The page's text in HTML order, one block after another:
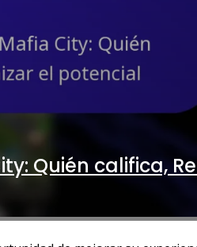
Quién califica,